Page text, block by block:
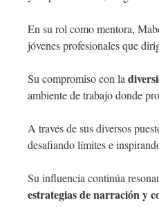
En su rol como mentora,
jóvenes profesionales que
Su compromiso con la
ambiente de trabajo donde
A través de sus diversos
desafiando límites e
Su influencia continúa
estrategias de narración y